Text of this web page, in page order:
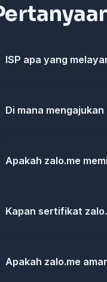
ISP apa yang
Di mana
Apakah zalo.me
Kapan sertifikat
Apakah zalo.me